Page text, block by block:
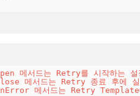
메서드는 Retry를 시작하는
메서드는 Retry 종료 후에 실
메서드는 Retry Template